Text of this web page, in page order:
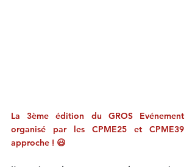
La 3ème édition du GROS Evénement
organisé par les CPME25 et CPME39
approche ! 😃